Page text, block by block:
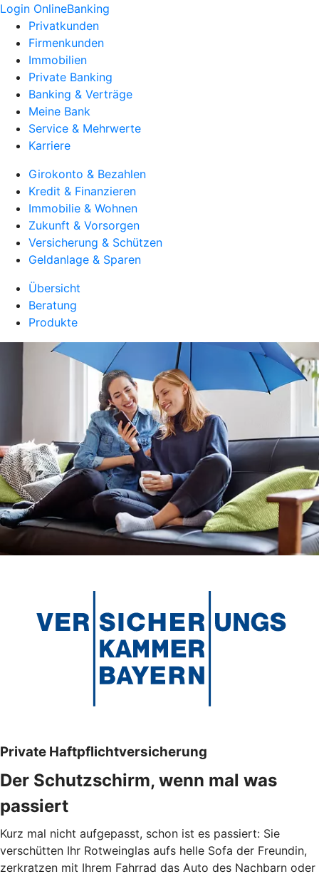
Login OnlineBanking
Privatkunden
Firmenkunden
Immobilien
Private Banking
Banking & Verträge
Meine Bank
Service & Mehrwerte
Karriere
Girokonto & Bezahlen
Kredit & Finanzieren
Immobilie & Wohnen
Zukunft & Vorsorgen
Versicherung & Schützen
Geldanlage & Sparen
Übersicht
Beratung
Produkte
Private Haftpflichtversicherung
Der Schutzschirm, wenn mal was
passiert
Kurz mal nicht aufgepasst, schon ist es passiert: Sie
verschütten Ihr Rotweinglas aufs helle Sofa der Freundin,
zerkratzen mit Ihrem Fahrrad das Auto des Nachbarn oder